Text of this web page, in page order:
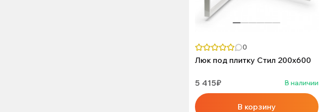
0
Люк под плитку Стил 200х600
5 415₽ В наличии
В корзину